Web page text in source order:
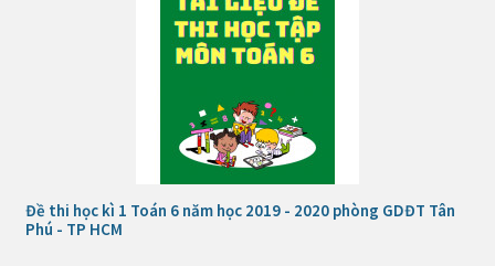
Đề thi học kì 1 Toán 6 năm học 2019 - 2020 phòng GDĐT Tân
Phú - TP HCM